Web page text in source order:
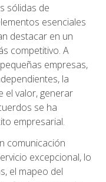
sólidas de
esenciales
destacar en un
competitivo. A
empresas,
la
el valor, generar
se ha
empresarial.
comunicación
excepcional, lo
el mapeo del